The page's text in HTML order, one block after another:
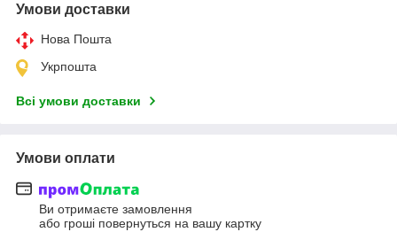
Умови доставки
Нова Пошта
Укрпошта
Всі умови доставки
Умови оплати
Ви отримаєте замовлення
або гроші повернуться на вашу картку